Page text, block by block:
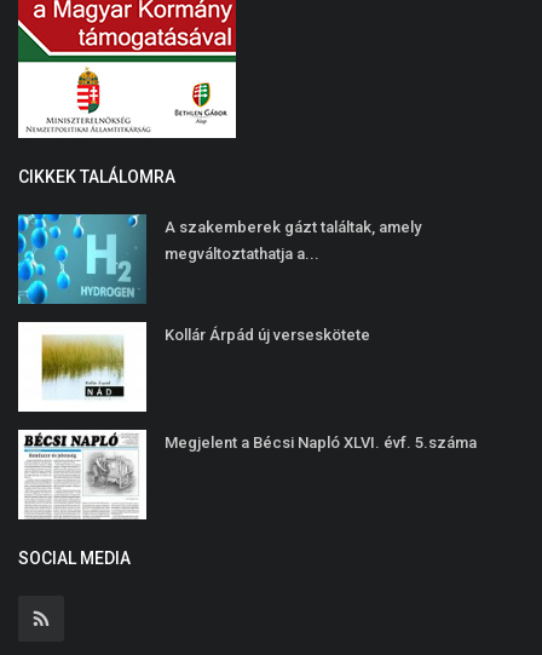
CIKKEK TALÁLOMRA
A szakemberek gázt találtak, amely
megváltoztathatja a...
Kollár Árpád új verseskötete
Megjelent a Bécsi Napló XLVI. évf. 5.száma
SOCIAL MEDIA